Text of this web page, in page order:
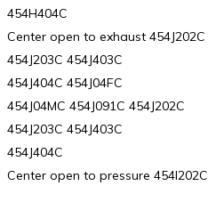
454H404C
Center open to exhaust 454J202C
454J203C 454J403C
454J404C 454J04FC
454J04MC 454J091C 454J202C
454J203C 454J403C
454J404C
Center open to pressure 454I202C